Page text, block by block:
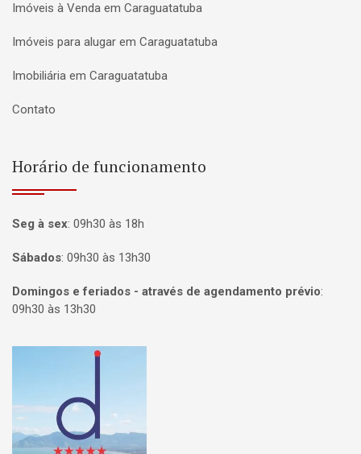
Imóveis à Venda em Caraguatatuba
Imóveis para alugar em Caraguatatuba
Imobiliária em Caraguatatuba
Contato
Horário de funcionamento
Seg à sex: 09h30 às 18h
Sábados: 09h30 às 13h30
Domingos e feriados - através de agendamento prévio:
09h30 às 13h30
Página inicial